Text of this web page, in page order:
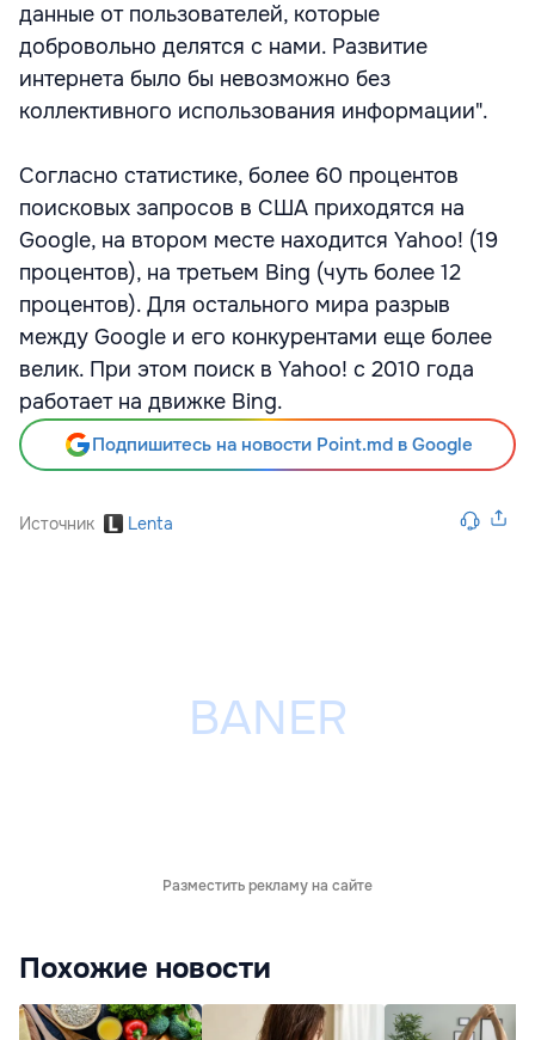
данные от пользователей, которые
добровольно делятся с нами. Развитие
интернета было бы невозможно без
коллективного использования информации".
Согласно статистике, более 60 процентов
поисковых запросов в США приходятся на
Google, на втором месте находится Yahoo! (19
процентов), на третьем Bing (чуть более 12
процентов). Для остального мира разрыв
между Google и его конкурентами еще более
велик. При этом поиск в Yahoo! c 2010 года
работает на движке Bing.
Подпишитесь на новости Point.md в Google
Источник Lenta
Разместить рекламу на сайте
Похожие новости